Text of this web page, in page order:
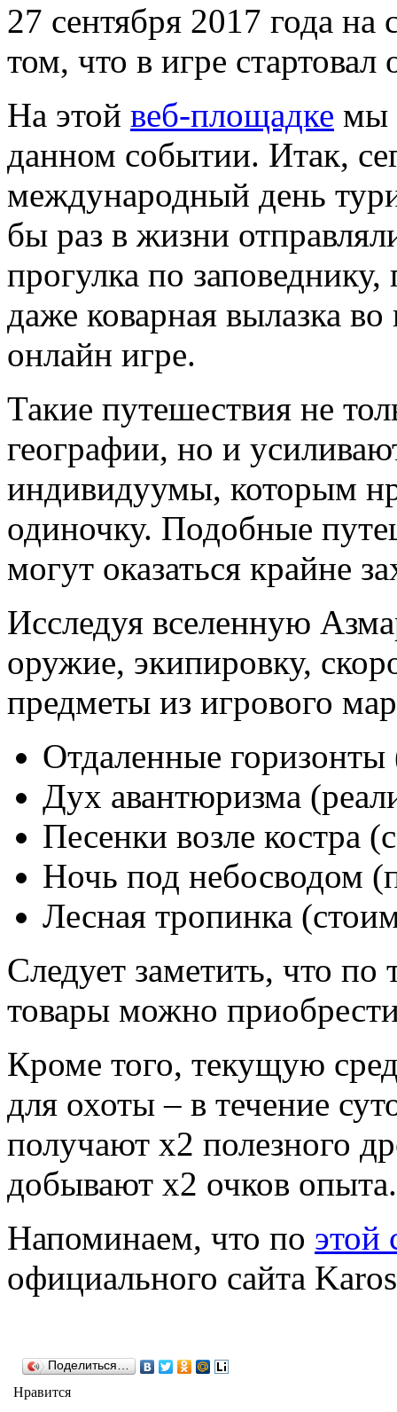
27 сентября 2017 года на
том, что в игре стартовал
На этой веб-площадке мы
данном событии. Итак,
международный день
бы раз в жизни
прогулка по
даже коварная вылазка
онлайн игре.
Такие путешествия не
географии, но и
индивидуумы, которым
одиночку. Подобные
могут оказаться крайне
Исследуя вселенную
оружие, экипировку,
предметы из игрового
Отдаленные
Дух авантюризма
Песенки возле костра
Ночь под небосводом
Лесная тропинка
Следует заметить, что по
товары можно
Кроме того, текущую
для охоты – в течение
получают х2 полезного
добывают х2 очков опыта.
Напоминаем, что по этой
официального сайта
Поделиться…
Нравится